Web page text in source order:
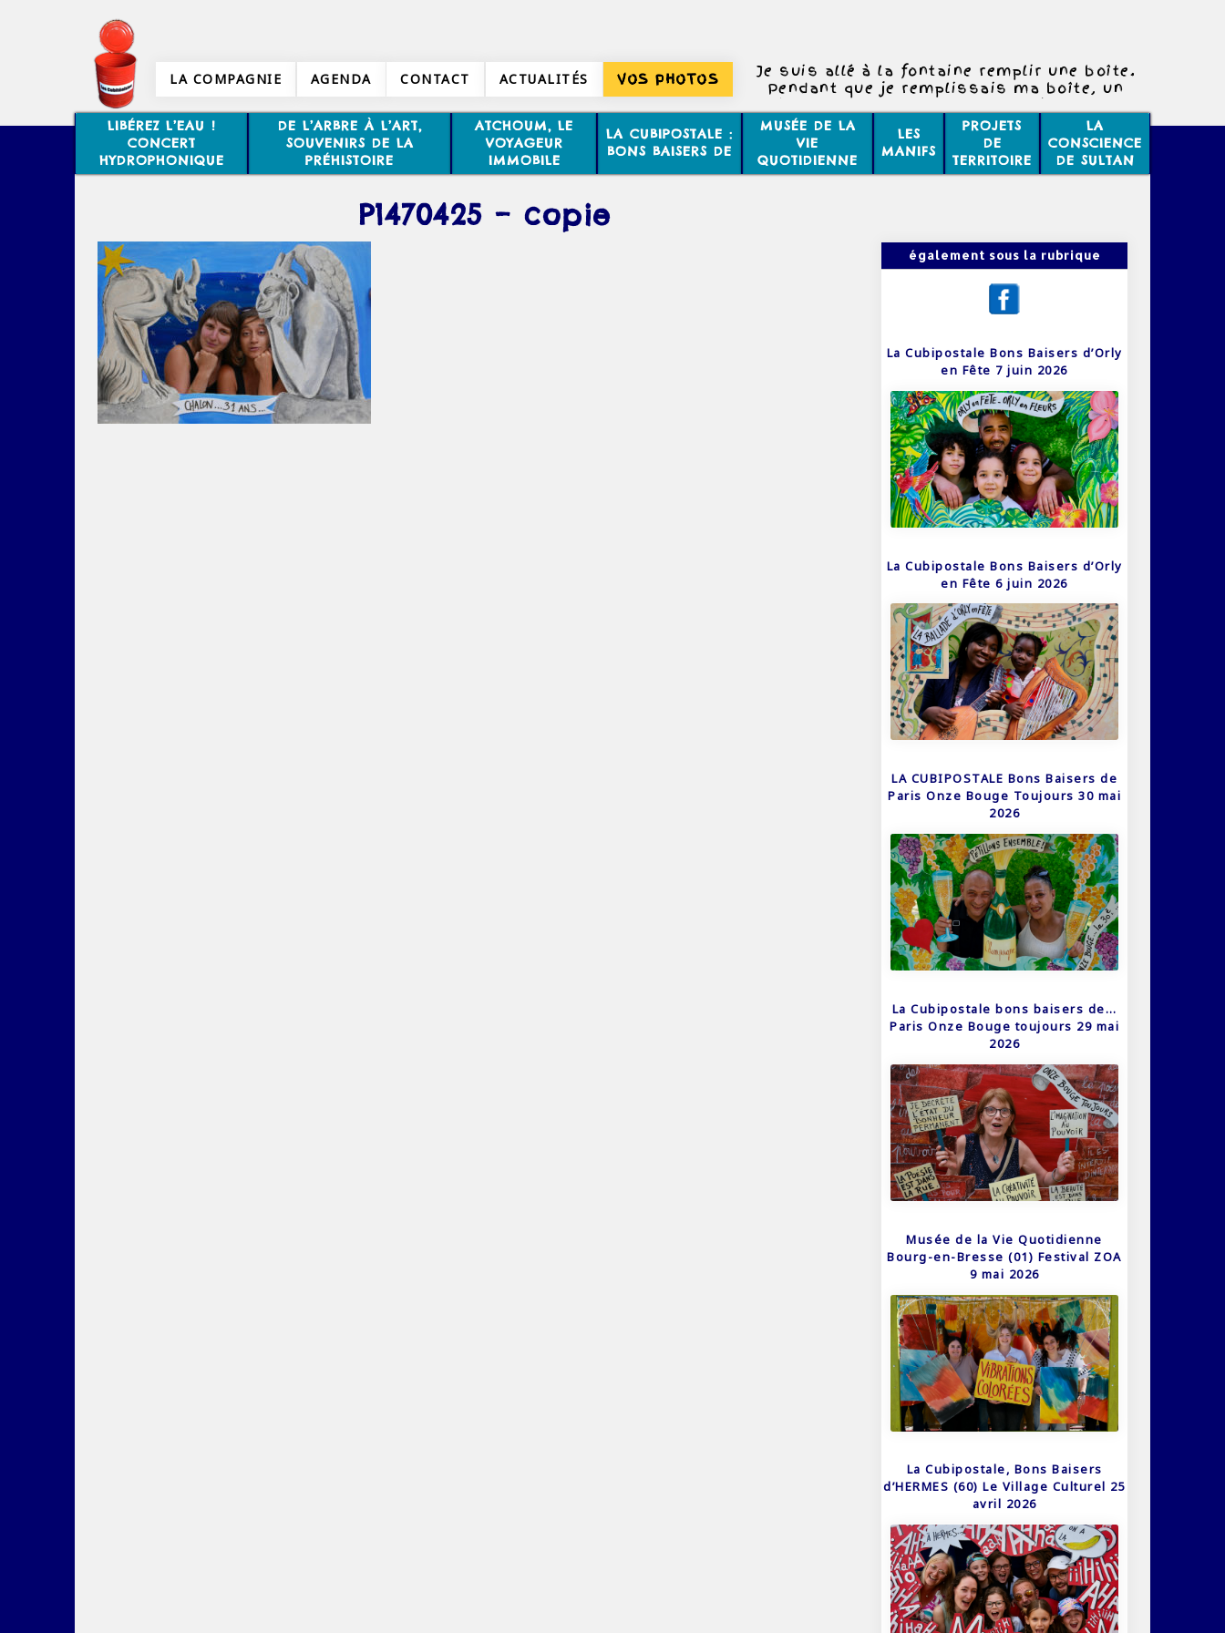
LA COMPAGNIE AGENDA CONTACT ACTUALITÉS VOS PHOTOS
Je suis allé à la fontaine remplir une boîte.
Pendant que je remplissais ma boîte, un
homme plantait un poteau à côté de la
fontaine.
Ca ne vous étonne pas que deux évènements
aussi différents puissent se passer en même
temps ?
LIBÉREZ L’EAU !
CONCERT
HYDROPHONIQUE
DE L’ARBRE À L’ART,
SOUVENIRS DE LA
PRÉHISTOIRE
ATCHOUM, LE
VOYAGEUR
IMMOBILE
LA CUBIPOSTALE :
BONS BAISERS DE
MUSÉE DE LA
VIE
QUOTIDIENNE
LES
MANIFS
PROJETS
DE
TERRITOIRE
LA
CONSCIENCE
DE SULTAN
P1470425 – copie
également sous la rubrique
La Cubipostale Bons Baisers d’Orly
en Fête 7 juin 2026
La Cubipostale Bons Baisers d’Orly
en Fête 6 juin 2026
LA CUBIPOSTALE Bons Baisers de
Paris Onze Bouge Toujours 30 mai
2026
La Cubipostale bons baisers de…
Paris Onze Bouge toujours 29 mai
2026
Musée de la Vie Quotidienne
Bourg-en-Bresse (01) Festival ZOA
9 mai 2026
La Cubipostale, Bons Baisers
d’HERMES (60) Le Village Culturel 25
avril 2026